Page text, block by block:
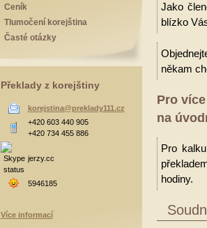
Jako
blízko
někam
Pro
na
Pro
hodiny.
Ceník
Tlumočení korejština
Časté otázky
Překlady z korejštiny
korejstina@preklady111.cz
+420 603 440 905
+420 734 455 886
jerzy.cc
5946185
Více informací